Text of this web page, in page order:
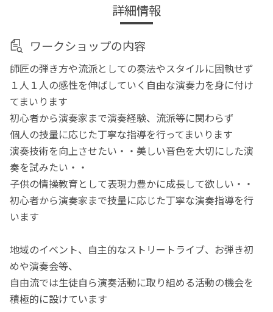
詳細情報
ワークショップの内容
師匠の弾き方や流派としての奏法やスタイルに固執せず
１人１人の感性を伸ばしていく自由な演奏力を身に付け
てまいります
初心者から演奏家まで演奏経験、流派等に関わらず
個人の技量に応じた丁寧な指導を行ってまいります
演奏技術を向上させたい・・美しい音色を大切にした演
奏を試みたい・・
子供の情操教育として表現力豊かに成長して欲しい・・
初心者から演奏家まで技量に応じた丁寧な演奏指導を行
います
地域のイベント、自主的なストリートライブ、お弾き初
めや演奏会等、
自由流では生徒自ら演奏活動に取り組める活動の機会を
積極的に設けています